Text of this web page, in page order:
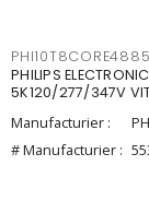
PHILIPS
5K120/277/347V
Manufacturier :
# Manufacturier :